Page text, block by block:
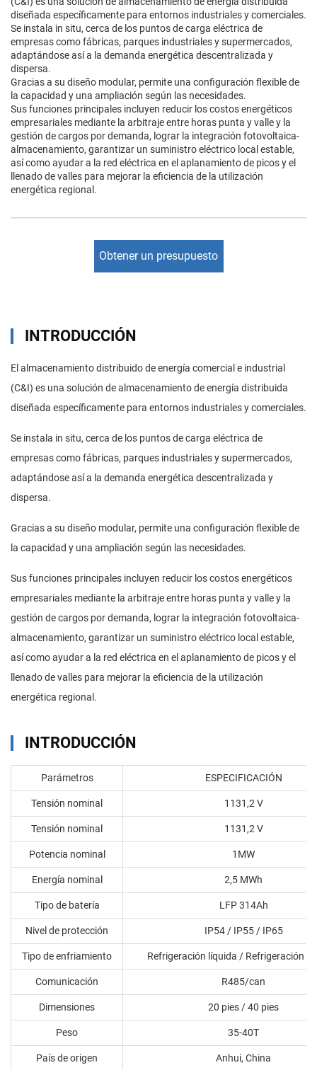
diseñada específicamente para entornos industriales y comerciales.
Se instala in situ, cerca de los puntos de carga eléctrica de
empresas como fábricas, parques industriales y supermercados,
adaptándose así a la demanda energética descentralizada y
dispersa.
Gracias a su diseño modular, permite una configuración flexible de
la capacidad y una ampliación según las necesidades.
Sus funciones principales incluyen reducir los costos energéticos
empresariales mediante la arbitraje entre horas punta y valle y la
gestión de cargos por demanda, lograr la integración fotovoltaica-
almacenamiento, garantizar un suministro eléctrico local estable,
así como ayudar a la red eléctrica en el aplanamiento de picos y el
llenado de valles para mejorar la eficiencia de la utilización
energética regional.
Obtener un presupuesto
INTRODUCCIÓN
El almacenamiento distribuido de energía comercial e industrial
(C&I) es una solución de almacenamiento de energía distribuida
diseñada específicamente para entornos industriales y comerciales.
Se instala in situ, cerca de los puntos de carga eléctrica de
empresas como fábricas, parques industriales y supermercados,
adaptándose así a la demanda energética descentralizada y
dispersa.
Gracias a su diseño modular, permite una configuración flexible de
la capacidad y una ampliación según las necesidades.
Sus funciones principales incluyen reducir los costos energéticos
empresariales mediante la arbitraje entre horas punta y valle y la
gestión de cargos por demanda, lograr la integración fotovoltaica-
almacenamiento, garantizar un suministro eléctrico local estable,
así como ayudar a la red eléctrica en el aplanamiento de picos y el
llenado de valles para mejorar la eficiencia de la utilización
energética regional.
INTRODUCCIÓN
Parámetros ESPECIFICACIÓN
Tensión nominal 1131,2 V
Tensión nominal 1131,2 V
Potencia nominal 1MW
Energía nominal 2,5 MWh
Tipo de batería LFP 314Ah
Nivel de protección IP54 / IP55 / IP65
Tipo de enfriamiento Refrigeración líquida / Refrigeración
Comunicación R485/can
Dimensiones 20 pies / 40 pies
Peso 35-40T
País de origen Anhui, China